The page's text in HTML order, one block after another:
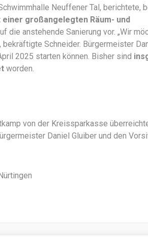
Neuffener Tal, berichtete,
einer großangelegten Räum- und
die anstehende Sanierung vor. „Wir
Schneider. Bürgermeister
2025 starten können. Bisher sind
worden.
von der Kreissparkasse
Daniel Gluiber und den